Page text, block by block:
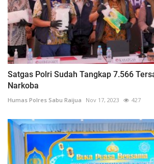
Satgas Polri Sudah Tangkap 7.566
Narkoba
Humas Polres Sabu Raijua Nov 17, 2023 427